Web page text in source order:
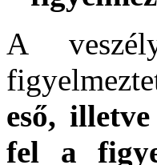
A
eső,
fel a